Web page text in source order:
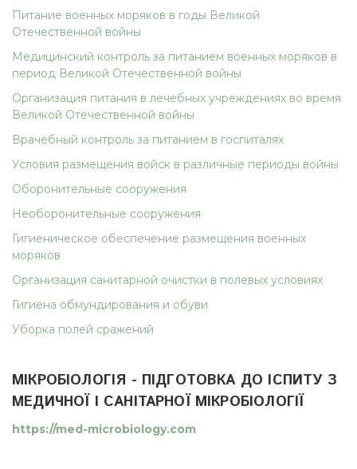
Питание военных моряков в годы Великой
Отечественной войны
Медицинский контроль за питанием военных моряков в
период Великой Отечественной войны
Организация питания в лечебных учреждениях во время
Великой Отечественной войны
Врачебный контроль за питанием в госпиталях
Условия размещения войск в различные периоды войны
Оборонительные сооружения
Необоронительные сооружения
Гигиеническое обеспечение размещения военных
моряков
Организация санитарной очистки в полевых условиях
Гигиена обмундирования и обуви
Уборка полей сражений
МІКРОБІОЛОГІЯ - ПІДГОТОВКА ДО ІСПИТУ З
МЕДИЧНОЇ І САНІТАРНОЇ МІКРОБІОЛОГІЇ
https://med-microbiology.com